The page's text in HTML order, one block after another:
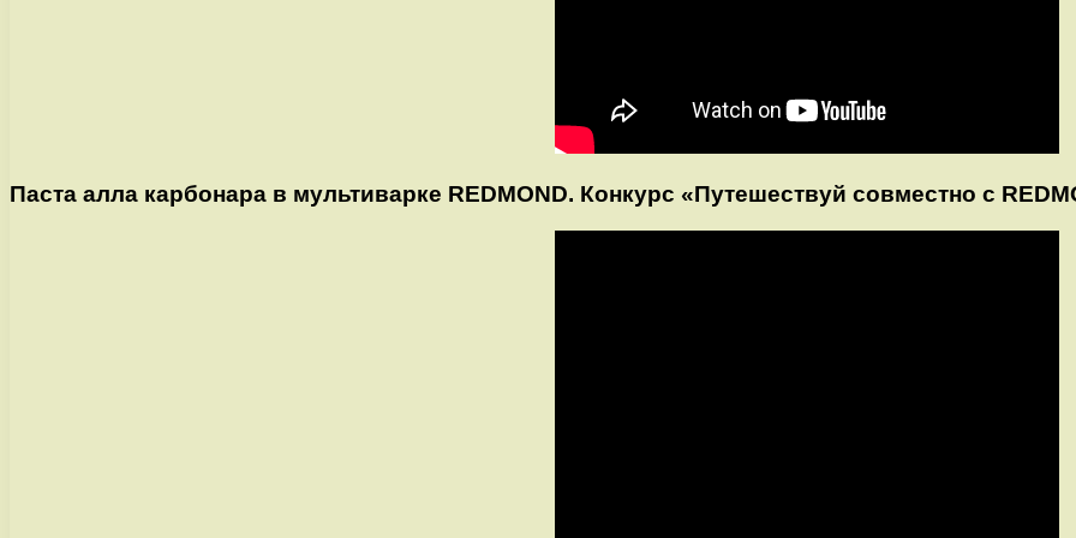
Паста алла карбонара в мультиварке REDMOND. Конкурс «Путешествуй совместно с